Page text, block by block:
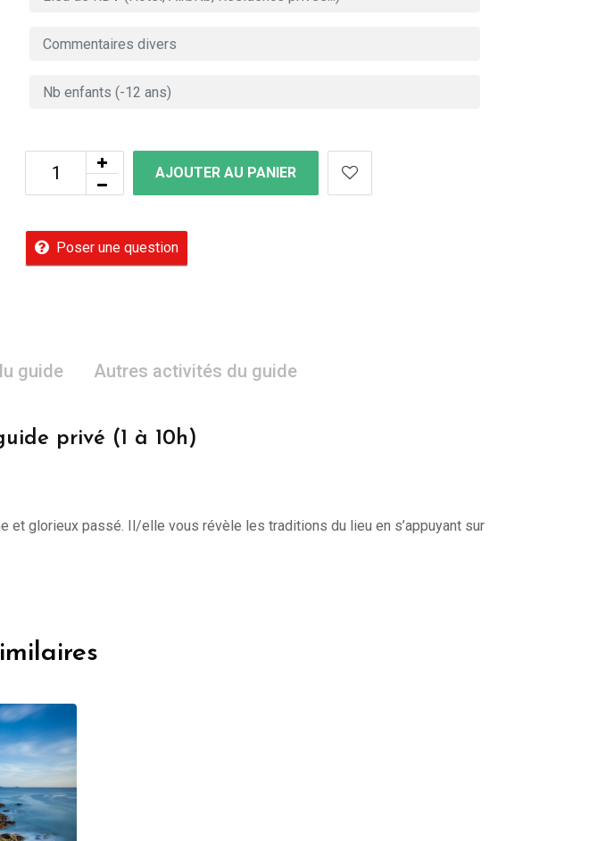
AJOUTER AU PANIER
Poser une question
guide Autres activités du guide
privé (1 à 10h)
et glorieux passé. Il/elle vous révèle les traditions du lieu en s’appuyant sur